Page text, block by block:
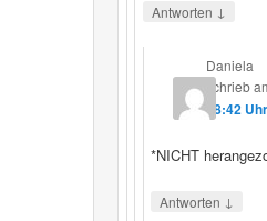
Antworten ↓
Daniela
schrieb
08:42 Uhr
*NICHT
Antworten ↓